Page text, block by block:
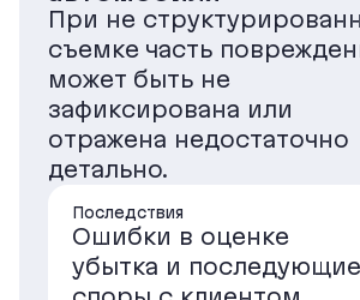
При не
съемке часть
может быть не
зафиксирована или
отражена недостаточно
детально.
Последствия
Ошибки в оценке
убытка и последующие